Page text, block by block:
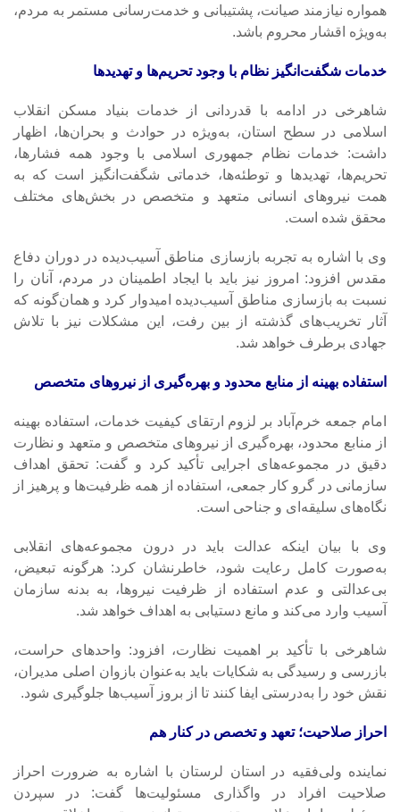
همواره نیازمند صیانت، پشتیبانی و خدمت‌رسانی مستمر به مردم،
به‌ویژه اقشار محروم باشد.
خدمات شگفت‌انگیز نظام با وجود تحریم‌ها و تهدیدها
شاهرخی در ادامه با قدردانی از خدمات بنیاد مسکن انقلاب
اسلامی در سطح استان، به‌ویژه در حوادث و بحران‌ها، اظهار
داشت: خدمات نظام جمهوری اسلامی با وجود همه فشارها،
تحریم‌ها، تهدیدها و توطئه‌ها، خدماتی شگفت‌انگیز است که به
همت نیروهای انسانی متعهد و متخصص در بخش‌های مختلف
محقق شده است.
وی با اشاره به تجربه بازسازی مناطق آسیب‌دیده در دوران دفاع
مقدس افزود: امروز نیز باید با ایجاد اطمینان در مردم، آنان را
نسبت به بازسازی مناطق آسیب‌دیده امیدوار کرد و همان‌گونه که
آثار تخریب‌های گذشته از بین رفت، این مشکلات نیز با تلاش
جهادی برطرف خواهد شد.
استفاده بهینه از منابع محدود و بهره‌گیری از نیروهای متخصص
امام جمعه خرم‌آباد بر لزوم ارتقای کیفیت خدمات، استفاده بهینه
از منابع محدود، بهره‌گیری از نیروهای متخصص و متعهد و نظارت
دقیق در مجموعه‌های اجرایی تأکید کرد و گفت: تحقق اهداف
سازمانی در گرو کار جمعی، استفاده از همه ظرفیت‌ها و پرهیز از
نگاه‌های سلیقه‌ای و جناحی است.
وی با بیان اینکه عدالت باید در درون مجموعه‌های انقلابی
به‌صورت کامل رعایت شود، خاطرنشان کرد: هرگونه تبعیض،
بی‌عدالتی و عدم استفاده از ظرفیت نیروها، به بدنه سازمان
آسیب وارد می‌کند و مانع دستیابی به اهداف خواهد شد.
شاهرخی با تأکید بر اهمیت نظارت، افزود: واحدهای حراست،
بازرسی و رسیدگی به شکایات باید به‌عنوان بازوان اصلی مدیران،
نقش خود را به‌درستی ایفا کنند تا از بروز آسیب‌ها جلوگیری شود.
احراز صلاحیت؛ تعهد و تخصص در کنار هم
نماینده ولی‌فقیه در استان لرستان با اشاره به ضرورت احراز
صلاحیت افراد در واگذاری مسئولیت‌ها گفت: در سپردن